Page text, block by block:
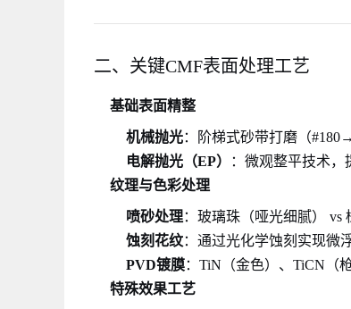
二、关键CMF表面处理工艺
基础表面精整
机械抛光：阶梯式砂带打磨（
电解抛光（EP）
：微观整平技术，
纹理与色彩处理
喷砂处理：玻璃珠（哑光细腻） vs
蚀刻花纹：通过光化学蚀刻实现微
PVD镀膜：TiN（金色）、TiCN（
特殊效果工艺